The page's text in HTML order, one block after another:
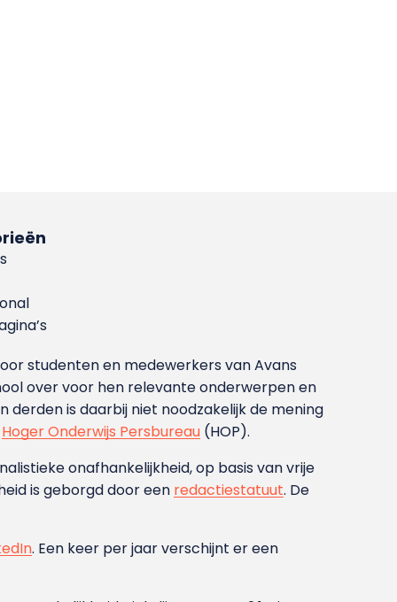
studenten en medewerkers van Avans
over voor hen relevante onderwerpen en
is daarbij niet noodzakelijk de mening
Hoger Onderwijs Persbureau (HOP).
onafhankelijkheid, op basis van vrije
is geborgd door een redactiestatuut. De
. Een keer per jaar verschijnt er een